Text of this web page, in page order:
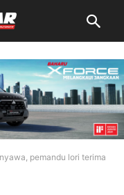
pemandu lori terima